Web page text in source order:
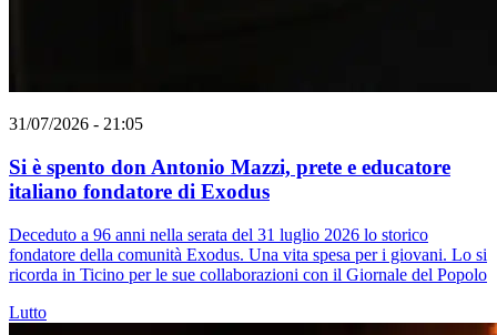
31/07/2026 - 21:05
Si è spento don Antonio Mazzi, prete e educatore
italiano fondatore di Exodus
Deceduto a 96 anni nella serata del 31 luglio 2026 lo storico
fondatore della comunità Exodus. Una vita spesa per i giovani. Lo si
ricorda in Ticino per le sue collaborazioni con il Giornale del Popolo
Lutto